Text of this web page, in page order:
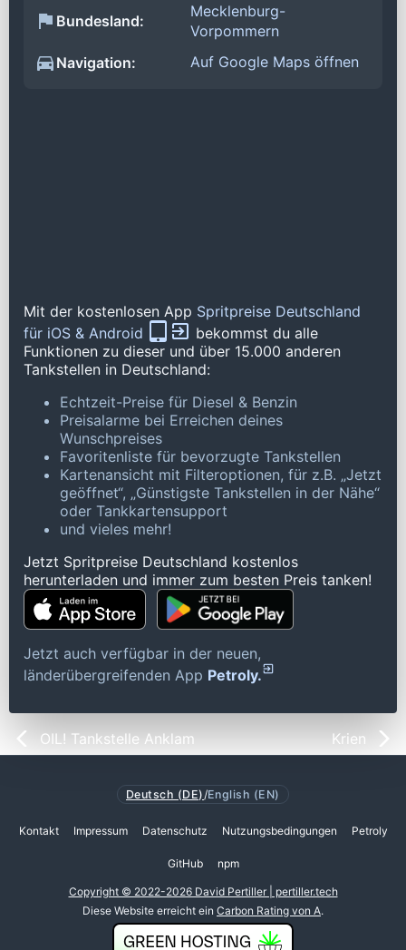
Bundesland:
Mecklenburg-
Vorpommern
Navigation:
Auf Google Maps öffnen
Mit der kostenlosen App Spritpreise Deutschland
für iOS & Android
bekommst du alle
Funktionen zu dieser und über 15.000 anderen
Tankstellen in Deutschland:
Echtzeit-Preise für Diesel & Benzin
Preisalarme bei Erreichen deines
Wunschpreises
Favoritenliste für bevorzugte Tankstellen
Kartenansicht mit Filteroptionen, für z.B. „Jetzt
geöffnet“, „Günstigste Tankstellen in der Nähe“
oder Tankkartensupport
und vieles mehr!
Jetzt Spritpreise Deutschland kostenlos
herunterladen und immer zum besten Preis tanken!
Jetzt auch verfügbar in der neuen,
länderübergreifenden App Petroly.
OIL! Tankstelle Anklam Krien
Deutsch (DE) /English (EN)
Kontakt Impressum Datenschutz Nutzungsbedingungen Petroly
GitHub npm
Copyright © 2022-2026 David Pertiller | pertiller.tech
Diese Website erreicht ein Carbon Rating von A.